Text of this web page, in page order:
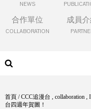
NEWS
合作單位
COLLABORATION
成員
首頁 /CCC追漫台 , collaboration ,
台四週年賀圖！